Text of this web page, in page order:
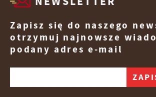
Zapisz się do naszego
otrzymuj najnowsze
podany adres e-mail
przetwarzane w formie
gwarantuje dostępność
funkcjonalności.
Promocyjne pliki cookies służą do
podstawie analizy Twoich
Twoich zwyczajów dotyczących
witryny internetowej. Treści
trzecich lub firm będących
partnerami oraz innych
Więcej